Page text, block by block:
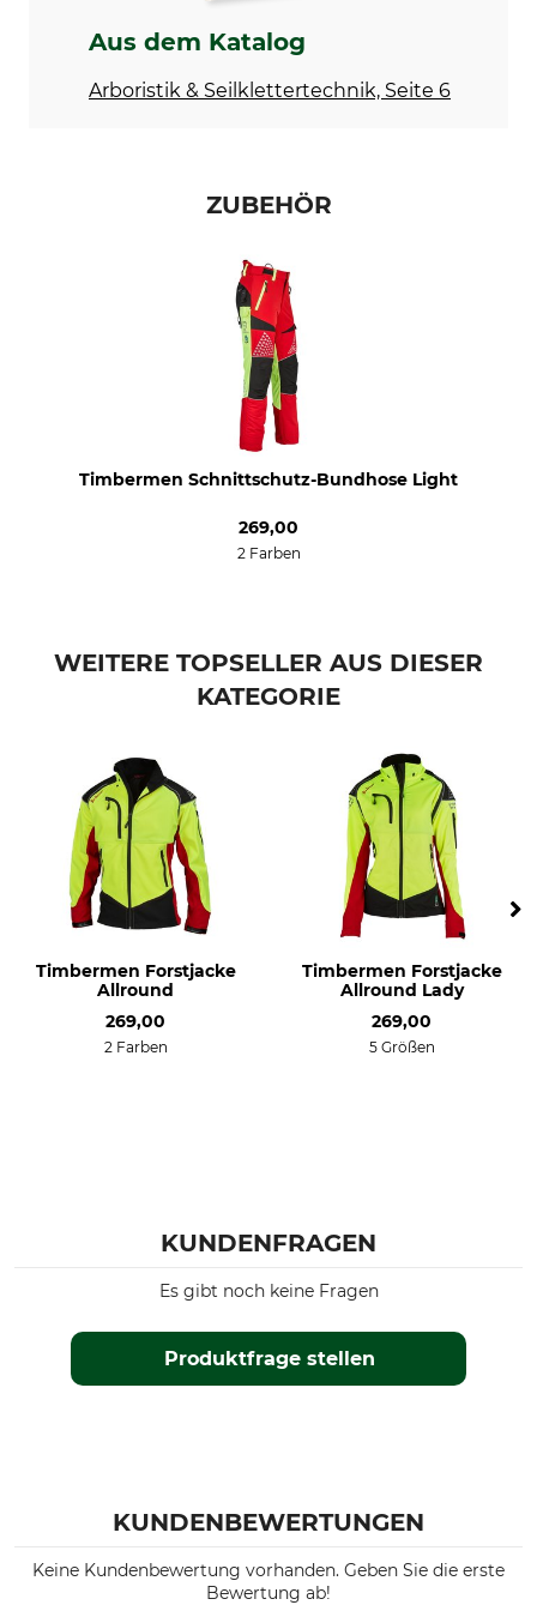
Nicht im Wäschetrockner
Bügeln
Nicht bügeln
Aus dem Katalog
Arboristik & Seilklettertechnik, Seite 6
ZUBEHÖR
Timbermen Schnittschutz-Bundhose Light
269,00
2 Farben
WEITERE TOPSELLER AUS DIESER
KATEGORIE
Timbermen Forstjacke
Allround
269,00
2 Farben
Timbermen Forstjacke
Allround Lady
269,00
5 Größen
KUNDENFRAGEN
Produktfrage stellen
Es gibt noch keine Fragen
KUNDENBEWERTUNGEN
Keine Kundenbewertung vorhanden. Geben Sie die erste
Bewertung ab!